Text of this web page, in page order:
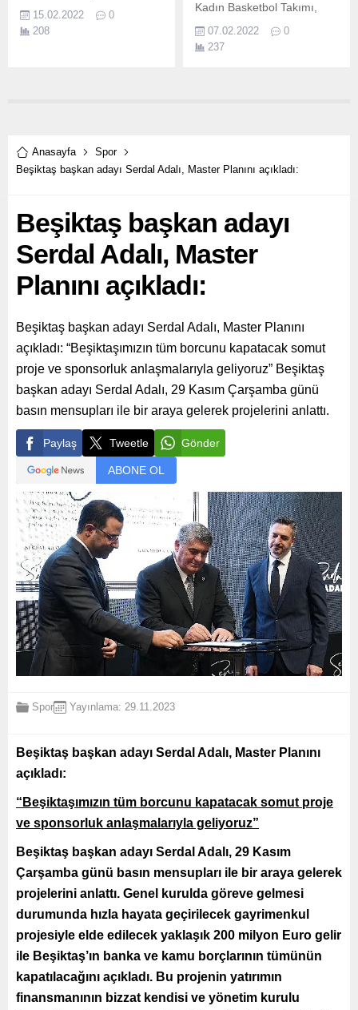
15.02.2022
0
208
Kadın Basketbol Takımı,
yenerek grup liderliğiyle
play-off’lara kaldı.
07.02.2022
0
237
Anasayfa
Spor
Beşiktaş başkan adayı Serdal Adalı, Master Planını açıkladı:
Beşiktaş başkan adayı
Serdal Adalı, Master
Planını açıkladı:
Beşiktaş başkan adayı Serdal Adalı, Master Planını
açıkladı: “Beşiktaşımızın tüm borcunu kapatacak somut
proje ve sponsorluk anlaşmalarıyla geliyoruz” Beşiktaş
başkan adayı Serdal Adalı, 29 Kasım Çarşamba günü
basın mensupları ile bir araya gelerek projelerini anlattı.
Paylaş Tweetle Gönder
ABONE OL
Spor Yayınlama: 29.11.2023
Beşiktaş başkan adayı Serdal Adalı, Master Planını
açıkladı:
“Beşiktaşımızın tüm borcunu kapatacak somut proje
ve sponsorluk anlaşmalarıyla geliyoruz”
Beşiktaş başkan adayı Serdal Adalı, 29 Kasım
Çarşamba günü basın mensupları ile bir araya gelerek
projelerini anlattı. Genel kurulda göreve gelmesi
durumunda hızla hayata geçirilecek gayrimenkul
projesiyle elde edilecek yaklaşık 200 milyon Euro gelir
ile Beşiktaş’ın banka ve kamu borçlarının tümünün
kapatılacağını açıkladı. Bu projenin yatırımın
finansmanının bizzat kendisi ve yönetim kurulu